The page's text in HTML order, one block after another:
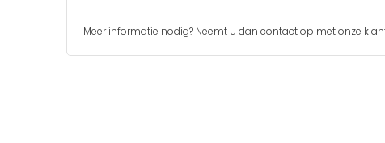
Meer informatie nodig? Neemt u dan contactop met onze